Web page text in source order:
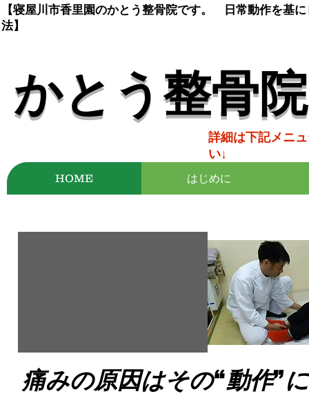
【寝屋川市香里園のかとう整骨院です。 日常動作を
法】
かとう整骨院
詳細は下記メニ
い↓
HOME はじめに
痛みの原因はその“動作”